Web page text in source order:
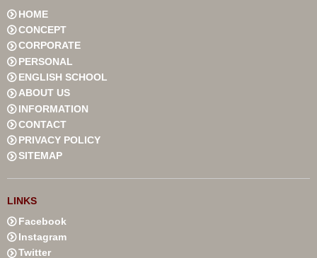
HOME
CONCEPT
CORPORATE
PERSONAL
ENGLISH SCHOOL
ABOUT US
INFORMATION
CONTACT
PRIVACY POLICY
SITEMAP
LINKS
Facebook
Instagram
Twitter